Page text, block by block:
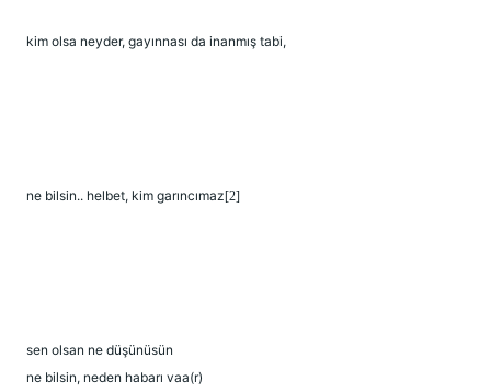
kim olsa neyder, gayınnası da inanmış tabi,
ne bilsin.. helbet, kim garıncımaz[2]
sen olsan ne düşünüsün
ne bilsin, neden habarı vaa(r)